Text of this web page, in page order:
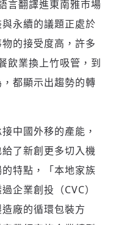
言翻譯進東南雅市場
永續的議題正處於
的接受度高，許多
飲業換上竹吸管，到
都顯示出趨勢的轉
中國外移的產能，
了新創更多切入機
特點，「本地家族
企業創投（CVC）
廠的循環包裝方